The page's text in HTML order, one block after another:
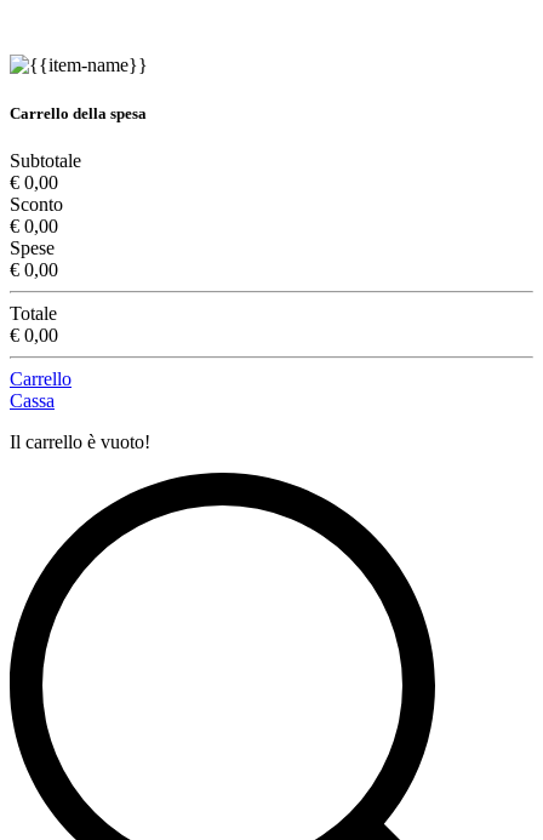
Carrello della spesa
Subtotale
€ 0,00
Sconto
€ 0,00
Spese
€ 0,00
Totale
€ 0,00
Carrello
Cassa
Il carrello è vuoto!